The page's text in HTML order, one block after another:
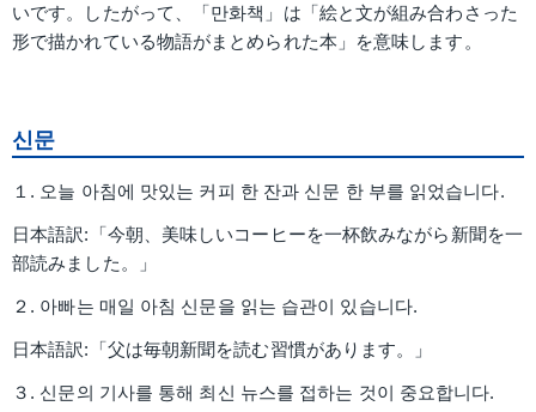
いです。したがって、「만화책」は「絵と文が組み合わさった
形で描かれている物語がまとめられた本」を意味します。
신문
１. 오늘 아침에 맛있는 커피 한 잔과 신문 한 부를 읽었습니다.
日本語訳:「今朝、美味しいコーヒーを一杯飲みながら新聞を一
部読みました。」
２. 아빠는 매일 아침 신문을 읽는 습관이 있습니다.
日本語訳:「父は毎朝新聞を読む習慣があります。」
３. 신문의 기사를 통해 최신 뉴스를 접하는 것이 중요합니다.